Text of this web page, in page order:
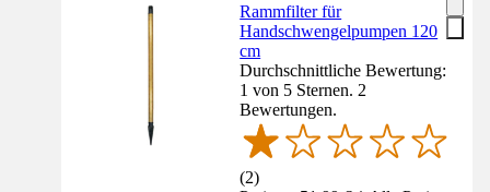
Rammfilter für
Handschwengelpumpen 120
cm
Durchschnittliche Bewertung:
1 von 5 Sternen. 2
Bewertungen.
(2)